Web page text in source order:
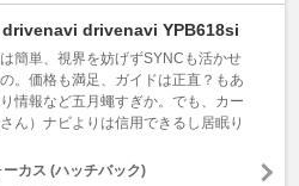
drivenavi drivenavi YPB618si
は簡単、視界を妨げずSYNCも活かせ
。価格も満足、ガイドは正直？もあ
情報など五月蠅すぎか。でも、カー
さん）ナビよりは信用できるし居眠り
ーカス (ハッチバック)